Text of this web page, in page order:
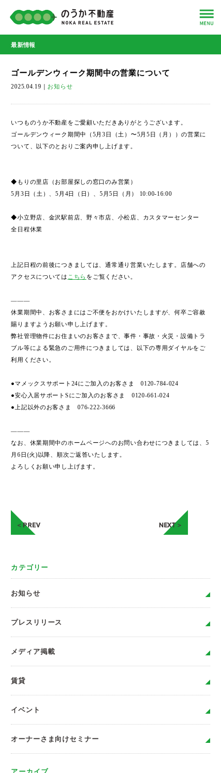
最新情報
ゴールデンウィーク期間中の営業について
2025.04.19 お知らせ
いつものうか不動産をご愛顧いただきありがとうございます。
ゴールデンウィーク期間中（5月3日（土）〜5月5日（月））の営業に
ついて、以下のとおりご案内申し上げます。
◆もりの里店（お部屋探しの窓口のみ営業）
5月3日（土）、5月4日（日）、5月5日（月） 10:00-16:00
◆小立野店、金沢駅前店、野々市店、小松店、カスタマーセンター
全日程休業
上記日程の前後につきましては、通常通り営業いたします。店舗への
アクセスについては こちら をご覧ください。
———
休業期間中、お客さまにはご不便をおかけいたしますが、何卒ご容赦
賜りますようお願い申し上げます。
弊社管理物件にお住まいのお客さまで、事件・事故・火災・設備トラ
ブル等による緊急のご用件につきましては、以下の専用ダイヤルをご
利用ください。
●マメックスサポート24にご加入のお客さま 0120-784-024
●安心入居サポートSにご加入のお客さま 0120-661-024
●上記以外のお客さま 076-222-3666
———
なお、休業期間中のホームページへのお問い合わせにつきましては、5
月6日(火)以降、順次ご返答いたします。
よろしくお願い申し上げます。
＜PREV NEXT＞
カテゴリー
お知らせ
プレスリリース
メディア掲載
賃貸
イベント
オーナーさま向けセミナー